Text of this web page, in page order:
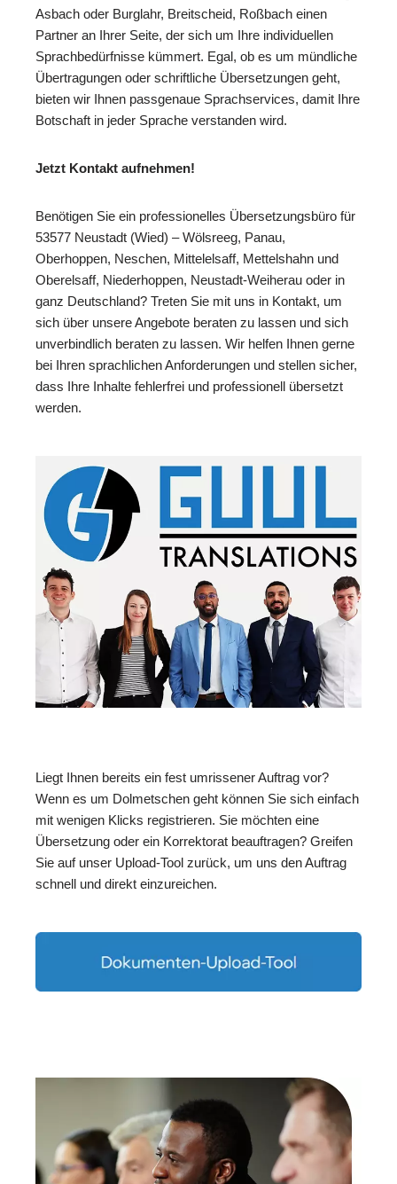
Asbach oder Burglahr, Breitscheid, Roßbach einen
Partner an Ihrer Seite, der sich um Ihre individuellen
Sprachbedürfnisse kümmert. Egal, ob es um mündliche
Übertragungen oder schriftliche Übersetzungen geht,
bieten wir Ihnen passgenaue Sprachservices, damit Ihre
Botschaft in jeder Sprache verstanden wird.
Jetzt Kontakt aufnehmen!
Benötigen Sie ein professionelles Übersetzungsbüro für
53577 Neustadt (Wied) – Wölsreeg, Panau,
Oberhoppen, Neschen, Mittelelsaff, Mettelshahn und
Oberelsaff, Niederhoppen, Neustadt-Weiherau oder in
ganz Deutschland? Treten Sie mit uns in Kontakt, um
sich über unsere Angebote beraten zu lassen und sich
unverbindlich beraten zu lassen. Wir helfen Ihnen gerne
bei Ihren sprachlichen Anforderungen und stellen sicher,
dass Ihre Inhalte fehlerfrei und professionell übersetzt
werden.
Liegt Ihnen bereits ein fest umrissener Auftrag vor?
Wenn es um Dolmetschen geht können Sie sich einfach
mit wenigen Klicks registrieren. Sie möchten eine
Übersetzung oder ein Korrektorat beauftragen? Greifen
Sie auf unser Upload-Tool zurück, um uns den Auftrag
schnell und direkt einzureichen.